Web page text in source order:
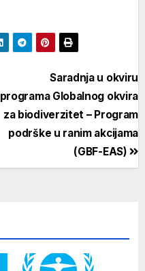
Saradnja u okviru
programa Globalnog okvira
za biodiverzitet – Program
podrške u ranim akcijama
(GBF-EAS)